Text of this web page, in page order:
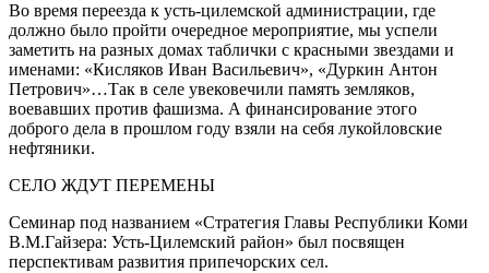
Во время переезда к усть-цилемской администрации, где
должно было пройти очередное мероприятие, мы успели
заметить на разных домах таблички с красными звездами и
именами: «Кисляков Иван Васильевич», «Дуркин Антон
Петрович»…Так в селе увековечили память земляков,
воевавших против фашизма. А финансирование этого
доброго дела в прошлом году взяли на себя лукойловские
нефтяники.
СЕЛО ЖДУТ ПЕРЕМЕНЫ
Семинар под названием «Стратегия Главы Республики Коми
В.М.Гайзера: Усть-Цилемский район» был посвящен
перспективам развития припечорских сел.